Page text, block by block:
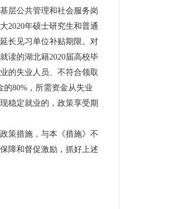
层公共管理和社会服务岗
2020年硕士研究生和普通
长见习单位补贴期限。对
读的湖北籍2020届高校毕
的失业人员、不符合领取
80%，所需资金从失业
稳定就业的，政策享受期
策措施，与本《措施》不
障和督促激励，抓好上述